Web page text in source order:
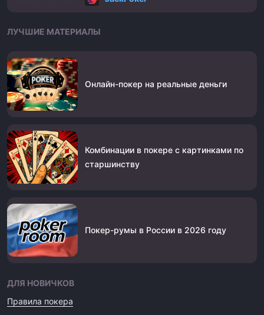
ЛУЧШИЕ МАТЕРИАЛЫ
Онлайн-покер на реальные деньги
Комбинации в покере с картинками по
старшинству
Покер-румы в России в 2026 году
ДЛЯ НОВИЧКОВ
Правила покера